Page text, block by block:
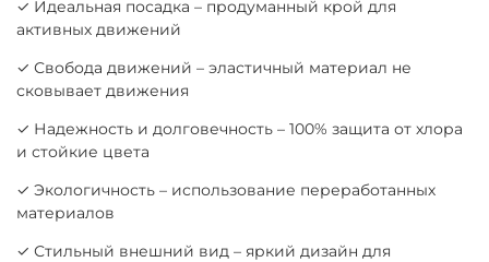
✓ Идеальная посадка – продуманный крой для
активных движений
✓ Свобода движений – эластичный материал не
сковывает движения
✓ Надежность и долговечность – 100% защита от хлора
и стойкие цвета
✓ Экологичность – использование переработанных
материалов
✓ Стильный внешний вид – яркий дизайн для